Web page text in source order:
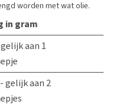
worden met wat olie.
in gram
aan 1
gelijk aan 2